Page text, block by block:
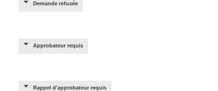
Demande refusée
Approbateur requis
Rappel d'approbateur requis